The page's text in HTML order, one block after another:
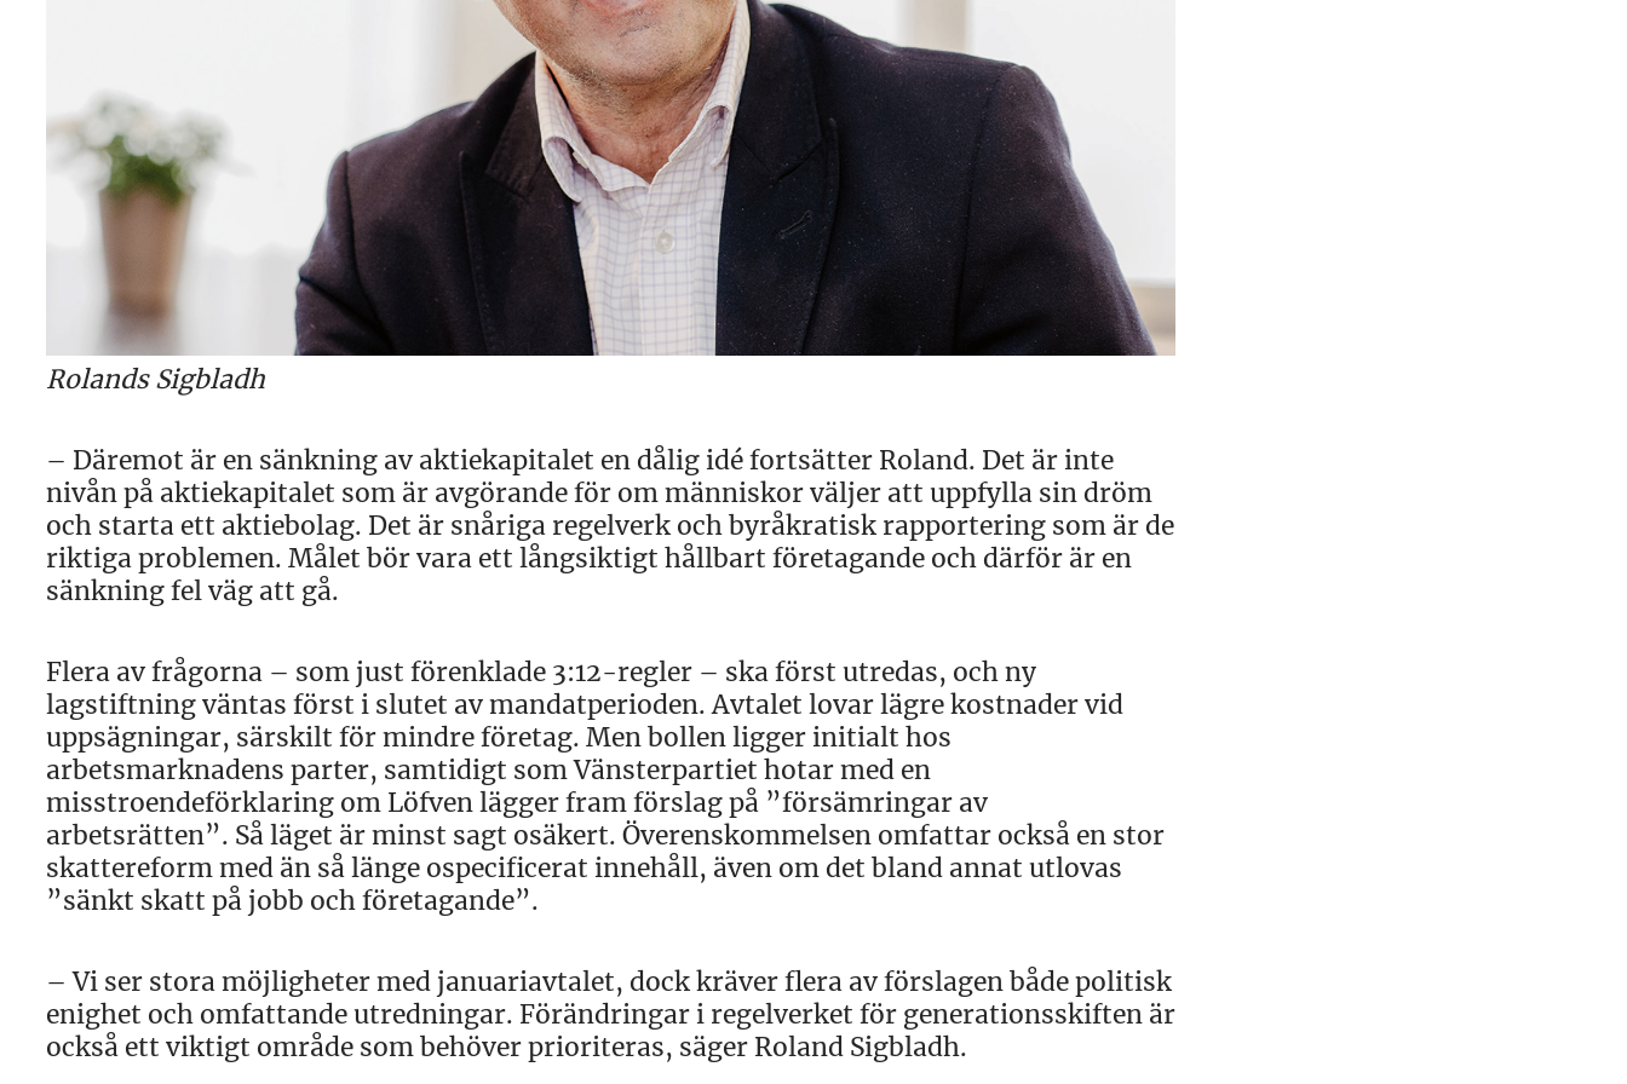
Rolands Sigbladh
– Däremot är en sänkning av aktiekapitalet en dålig idé fortsätter Roland. Det är inte
nivån på aktiekapitalet som är avgörande för om människor väljer att uppfylla sin dröm
och starta ett aktiebolag. Det är snåriga regelverk och byråkratisk rapportering som är de
riktiga problemen. Målet bör vara ett långsiktigt hållbart företagande och därför är en
sänkning fel väg att gå.
Flera av frågorna – som just förenklade 3:12-regler – ska först utredas, och ny
lagstiftning väntas först i slutet av mandatperioden. Avtalet lovar lägre kostnader vid
uppsägningar, särskilt för mindre företag. Men bollen ligger initialt hos
arbetsmarknadens parter, samtidigt som Vänsterpartiet hotar med en
misstroendeförklaring om Löfven lägger fram förslag på ”försämringar av
arbetsrätten”. Så läget är minst sagt osäkert. Överenskommelsen omfattar också en stor
skattereform med än så länge ospecificerat innehåll, även om det bland annat utlovas
”sänkt skatt på jobb och företagande”.
– Vi ser stora möjligheter med januariavtalet, dock kräver flera av förslagen både politisk
enighet och omfattande utredningar. Förändringar i regelverket för generationsskiften är
också ett viktigt område som behöver prioriteras, säger Roland Sigbladh.